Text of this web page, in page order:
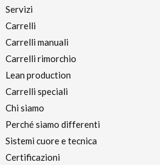
Servizi
Carrelli
Carrelli manuali
Carrelli rimorchio
Lean production
Carrelli speciali
Chi siamo
Perché siamo differenti
Sistemi cuore e tecnica
Certificazioni